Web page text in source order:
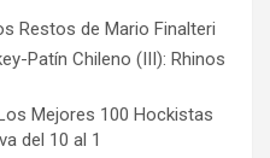
Restos de Mario Finalteri
Patín Chileno (III): Rhinos
Mejores 100 Hockistas
del 10 al 1